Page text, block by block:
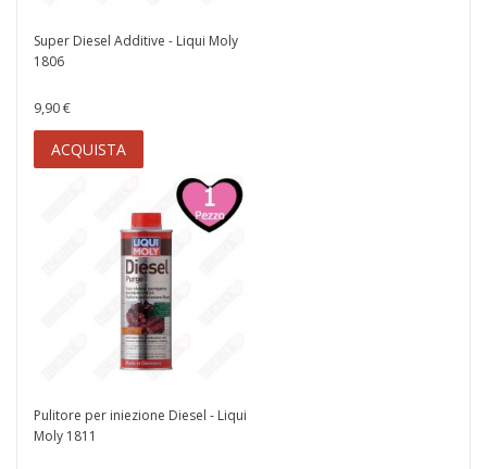
Super Diesel Additive - Liqui Moly
1806
9,90 €
ACQUISTA
Pulitore per iniezione Diesel - Liqui
Moly 1811